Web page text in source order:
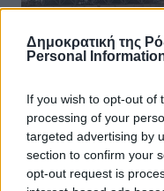
Δημοκρατική της
Personal
If you wish to opt-out of
processing of your
targeted advertising by
section to confirm your
opt-out request is
Κλεάνθης: